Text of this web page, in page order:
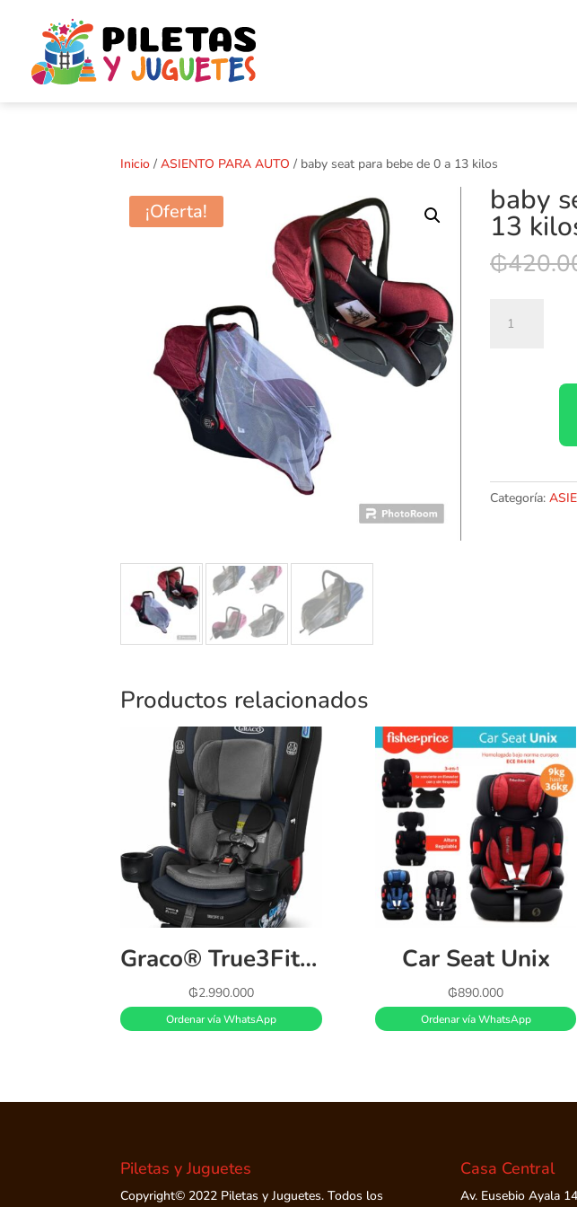
Inicio /ASIENTO PARA AUTO / baby seat para bebe de 0 a 13 kilos
¡Oferta! baby
13
₲
seat
cantidad
Categoría:
Productos relacionados
Graco® True3Fit™ LX 3-in-1 Car Seat, Bates
₲2.990.000
Ordenar vía WhatsApp
Car Seat Unix
₲890.000
Ordenar vía WhatsApp
Piletas y Juguetes
Copyright© 2022 Piletas y Juguetes. Todos los
Casa Central
Av. Eusebio Ayala